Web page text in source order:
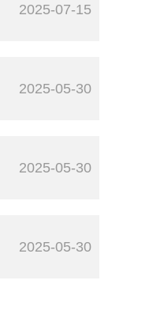
2025-07-15
2025-05-30
2025-05-30
2025-05-30